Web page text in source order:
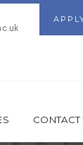
CONTACT